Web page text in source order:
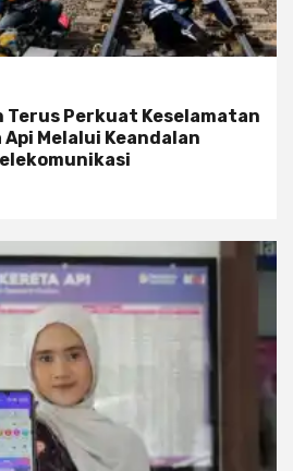
Terus Perkuat Keselamatan
Melalui Keandalan